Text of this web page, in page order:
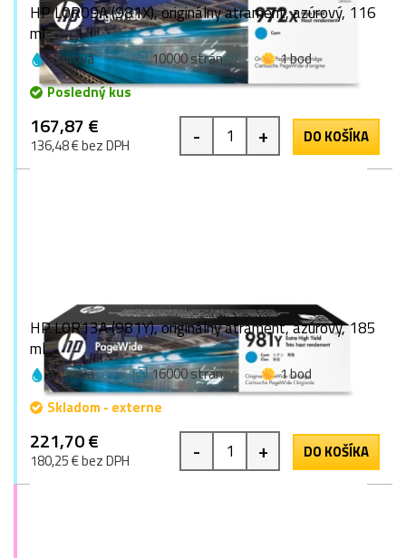
HP L0R09A (981X), originálny atrament, azúrový, 116
ml
azúrová 10000 strán
1 bod
Posledný kus
167,87 €
136,48 € bez DPH - + DO KOŠÍKA
HP L0R13A (981Y), originálny atrament, azúrový, 185
ml
azúrová 16000 strán
1 bod
Skladom - externe
221,70 €
180,25 € bez DPH - + DO KOŠÍKA